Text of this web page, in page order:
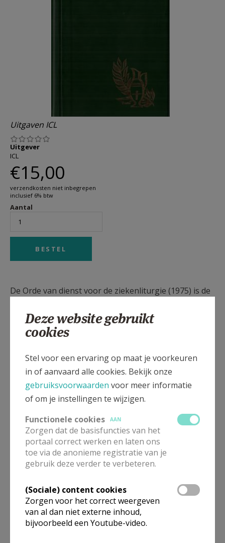
Uitgaven ICL
Uitgever
ICL
€15,00
verzendkosten niet inbegrepen
inclusief 6% btw
Aantal
De Orde van dienst voor de ziekenliturgie (1975) is de
unctionis infirmorum eorumque pastoralis curae
(Rome,1972).
Deze publicatie bevat de teksten en aanwijzingen
voor
- het ziekenbezoek
- de ziekenzalving
- het viaticum
- de afscheidsgebeden bij een stervende
Deze website gebruikt
cookies
Stel voor een ervaring op maat je voorkeuren
in of aanvaard alle cookies. Bekijk onze
gebruiksvoorwaarden voor meer informatie
of om je instellingen te wijzigen.
Functionele cookies
AAN
Zorgen dat de basisfuncties van het
portaal correct werken en laten ons
toe via de anonieme registratie van je
gebruik deze verder te verbeteren.
(Sociale) content cookies
Zorgen voor het correct weergeven
van al dan niet externe inhoud,
bijvoorbeeld een Youtube-video.